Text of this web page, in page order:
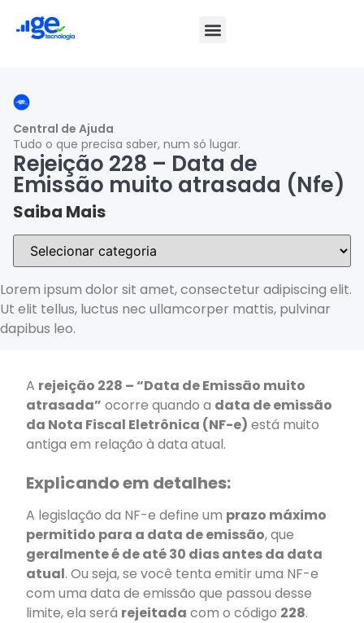
Central de Ajuda
Tudo o que precisa saber, num só lugar.
Rejeição 228 – Data de
Emissão muito atrasada (Nfe)
Saiba Mais
Lorem ipsum dolor sit amet, consectetur adipiscing elit.
Ut elit tellus, luctus nec ullamcorper mattis, pulvinar
dapibus leo.
A rejeição 228 – “Data de Emissão muito
atrasada” ocorre quando a data de emissão
da Nota Fiscal Eletrônica (NF-e) está muito
antiga em relação à data atual.
Explicando em detalhes:
A legislação da NF-e define um prazo máximo
permitido para a data de emissão, que
geralmente é de até 30 dias antes da data
atual. Ou seja, se você tenta emitir uma NF-e
com uma data de emissão que passou desse
limite, ela será rejeitada com o código 228.